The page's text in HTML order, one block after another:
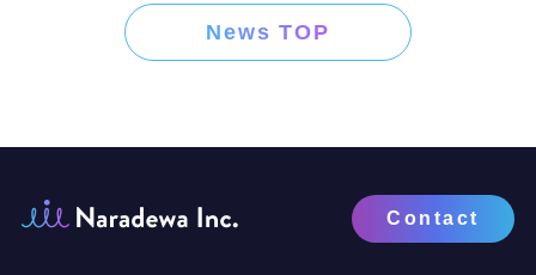
News TOP
Contact